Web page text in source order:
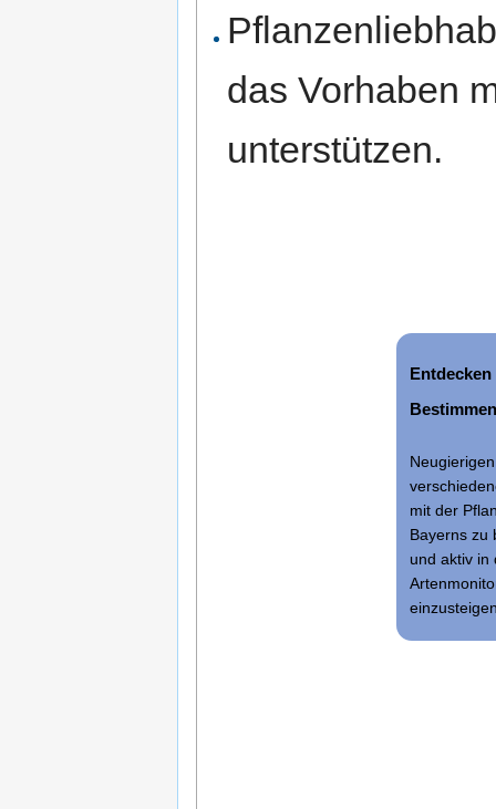
das Vorhaben
unterstützen.
Entdecken
mit der
Bayerns zu
und aktiv in